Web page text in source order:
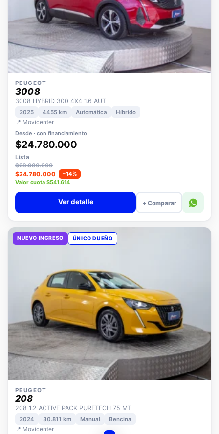
PEUGEOT
3008
3008 HYBRID 300 4X4 1.6 AUT
2025 4455 km
📍 Movicenter
Desde · con financiamiento
$24.780.000
Lista
$28.980.000
$24.780.000
−14%
Valor cuota $541.614
+ Comparar
NUEVO INGRESO
PEUGEOT
208
208 1.2 ACTIVE PACK PURETECH 75 MT
2024 30.811 km